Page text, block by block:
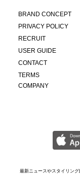
BRAND CONCEPT
PRIVACY POLICY
RECRUIT
USER GUIDE
CONTACT
TERMS
COMPANY
最新ニュースやスタイリン